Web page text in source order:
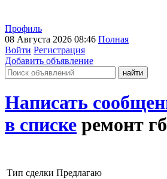
Профиль
08 Августа 2026 08:46 Полная
Войти Регистрация
Добавить объявление
Написать
в списке ремонт
Тип сделки Предлагаю